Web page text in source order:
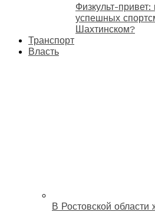
Физкульт-привет:
успешных
Шахтинском?
Транспорт
Власть
В Ростовской